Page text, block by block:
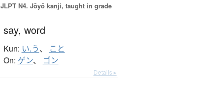
JLPT N4. Jōyō kanji, taught in grade
say, word
Kun: い.う、 こと
On: ゲン、 ゴン
Details ▸